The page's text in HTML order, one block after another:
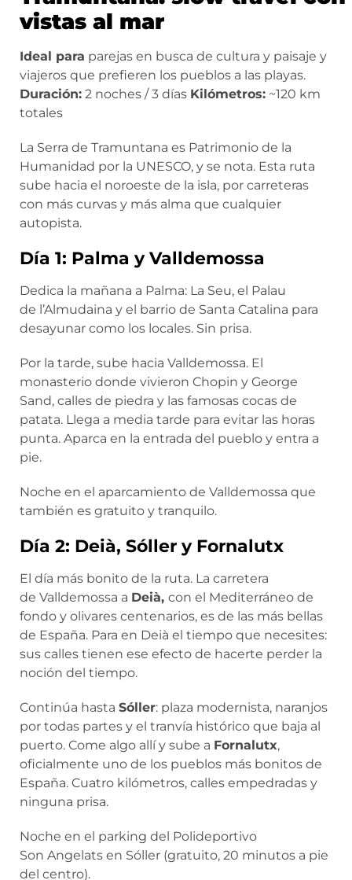
vistas al mar
Ideal para parejas en busca de cultura y paisaje y
viajeros que prefieren los pueblos a las playas.
Duración: 2 noches / 3 días Kilómetros: ~120 km
totales
La Serra de Tramuntana es Patrimonio de la
Humanidad por la UNESCO, y se nota. Esta ruta
sube hacia el noroeste de la isla, por carreteras
con más curvas y más alma que cualquier
autopista.
Día 1: Palma y Valldemossa
Dedica la mañana a Palma: La Seu, el Palau
de l’Almudaina y el barrio de Santa Catalina para
desayunar como los locales. Sin prisa.
Por la tarde, sube hacia Valldemossa. El
monasterio donde vivieron Chopin y George
Sand, calles de piedra y las famosas cocas de
patata. Llega a media tarde para evitar las horas
punta. Aparca en la entrada del pueblo y entra a
pie.
Noche en el aparcamiento de Valldemossa que
también es gratuito y tranquilo.
Día 2: Deià, Sóller y Fornalutx
El día más bonito de la ruta. La carretera
de Valldemossa a Deià, con el Mediterráneo de
fondo y olivares centenarios, es de las más bellas
de España. Para en Deià el tiempo que necesites:
sus calles tienen ese efecto de hacerte perder la
noción del tiempo.
Continúa hasta Sóller: plaza modernista, naranjos
por todas partes y el tranvía histórico que baja al
puerto. Come algo allí y sube a Fornalutx,
oficialmente uno de los pueblos más bonitos de
España. Cuatro kilómetros, calles empedradas y
ninguna prisa.
Noche en el parking del Polideportivo
Son Angelats en Sóller (gratuito, 20 minutos a pie
del centro).